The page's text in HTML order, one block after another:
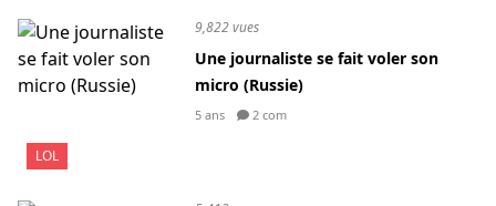
LOL
9,822 vues
Une journaliste se fait voler son
micro (Russie)
5 ans 2 com